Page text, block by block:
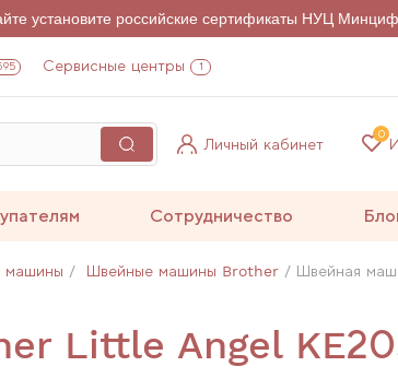
установите российские сертификаты НУЦ
Сервисные центры 1
Личный кабинет
0
Сотрудничество
машины Швейные машины Brother Швейная
Little Angel